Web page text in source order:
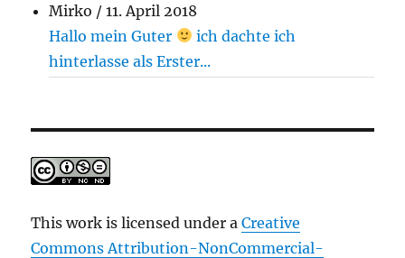
Mirko /11. April 2018
Hallo mein Guter
ich dachte ich
hinterlasse als Erster...
This work is licensed under aCreative
Commons Attribution-NonCommercial-